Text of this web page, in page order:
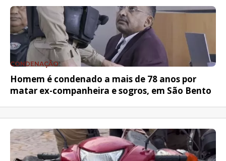
CONDENAÇÃO
Homem é condenado a mais de 78 anos por
matar ex-companheira e sogros, em São Bento